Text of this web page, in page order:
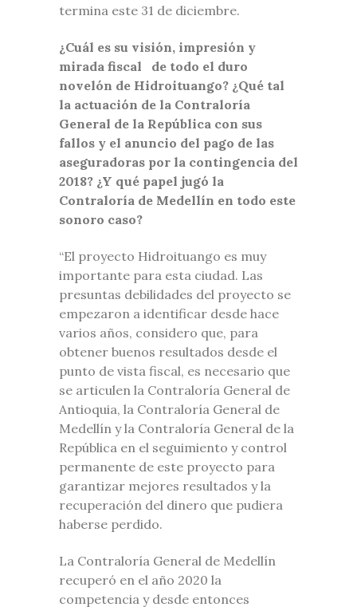
termina este 31 de diciembre.
¿Cuál es su visión, impresión y
mirada fiscal de todo el duro
novelón de Hidroituango? ¿Qué tal
la actuación de la Contraloría
General de la República con sus
fallos y el anuncio del pago de las
aseguradoras por la contingencia del
2018? ¿Y qué papel jugó la
Contraloría de Medellín en todo este
sonoro caso?
“El proyecto Hidroituango es muy
importante para esta ciudad. Las
presuntas debilidades del proyecto se
empezaron a identificar desde hace
varios años, considero que, para
obtener buenos resultados desde el
punto de vista fiscal, es necesario que
se articulen la Contraloría General de
Antioquia, la Contraloría General de
Medellín y la Contraloría General de la
República en el seguimiento y control
permanente de este proyecto para
garantizar mejores resultados y la
recuperación del dinero que pudiera
haberse perdido.
La Contraloría General de Medellín
recuperó en el año 2020 la
competencia y desde entonces